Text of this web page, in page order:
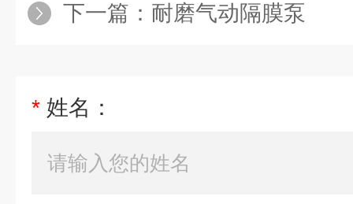
下一篇： 耐磨气动隔膜泵
* 姓名：